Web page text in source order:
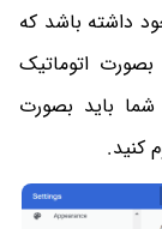
داشته باشد که
اتوماتیک
باید بصورت
کنید.